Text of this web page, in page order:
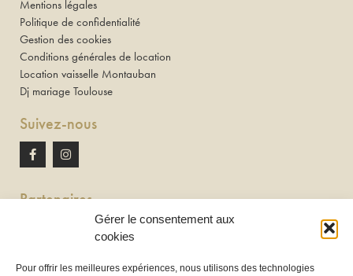
Gérer le consentement aux
cookies
Pour offrir les meilleures expériences, nous utilisons des technologies
Mentions légales
Politique de confidentialité
Gestion des cookies
Conditions générales de location
Location vaisselle Montauban
Dj mariage Toulouse
Suivez-nous
Partenaires
Newton discomobile